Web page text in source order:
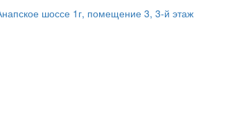
шоссе 1г, помещение 3, 3-й этаж